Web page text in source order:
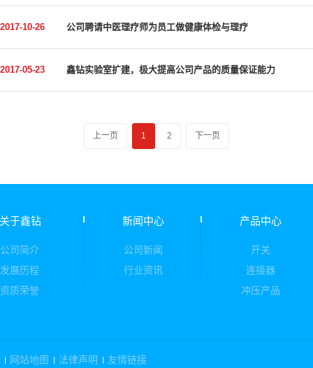
2017-10-26 公司聘请中医理疗师为员工做健康体检与理疗
2017-05-23 鑫钻实验室扩建，极大提高公司产品的质量保证能力
上一页 1 2 下一页
关于鑫钻
公司简介
发展历程
资质荣誉
新闻中心
公司新闻
行业资讯
产品中心
开关
连接器
冲压产品
网站地图 法律声明 友情链接